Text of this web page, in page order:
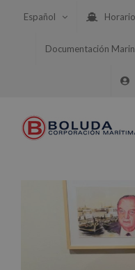
Español
Documentación